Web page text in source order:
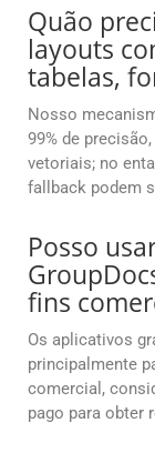
Quão
layouts
tabelas,
Nosso
99% de
vetoriais; no
fallback podem
Posso
fins
Os aplicativos
principalmente
comercial,
pago para obter